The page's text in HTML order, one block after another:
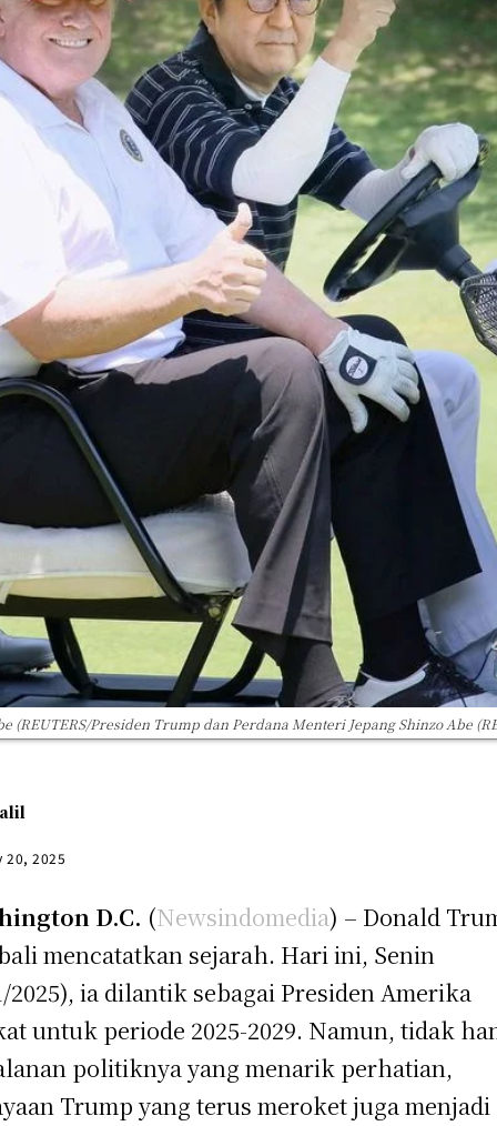
Presiden Trump dan Perdana Menteri Jepang Shinzo Abe
20, 2025
D.C. (Newsindomedia) – Donald
mencatatkan sejarah. Hari ini, Senin
2025), ia dilantik sebagai Presiden Amerika
untuk periode 2025-2029. Namun, tidak
politiknya yang menarik perhatian,
Trump yang terus meroket juga menjadi